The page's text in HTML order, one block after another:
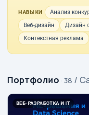
НАВЫКИ Анализ
Веб-дизайн
Дизайн
Контекстная реклама
Портфолио · 38 /
ВЕБ-РАЗРАБОТКА И IT